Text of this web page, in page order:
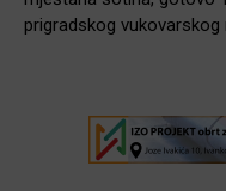
prigradskog vukovarskog